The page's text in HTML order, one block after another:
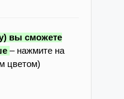
вы сможете
– нажмите на
цветом)